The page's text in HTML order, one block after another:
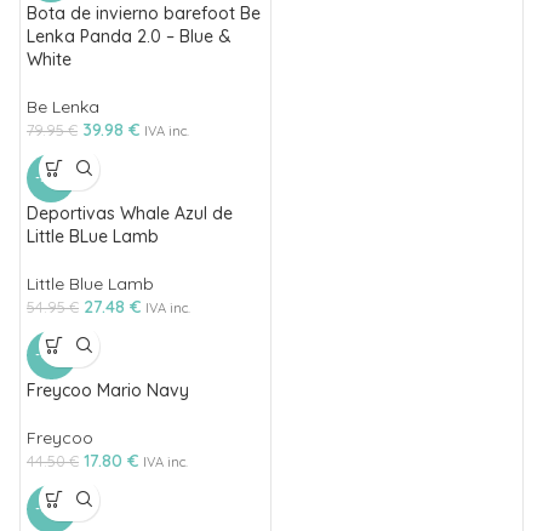
Bota de invierno barefoot Be
Lenka Panda 2.0 – Blue &
White
Be Lenka
79.95€ 39.98 € IVA inc.
-50%
Deportivas Whale Azul de
Little BLue Lamb
Little Blue Lamb
54.95€ 27.48 € IVA inc.
-60%
Freycoo Mario Navy
Freycoo
44.50€ 17.80 € IVA inc.
-60%